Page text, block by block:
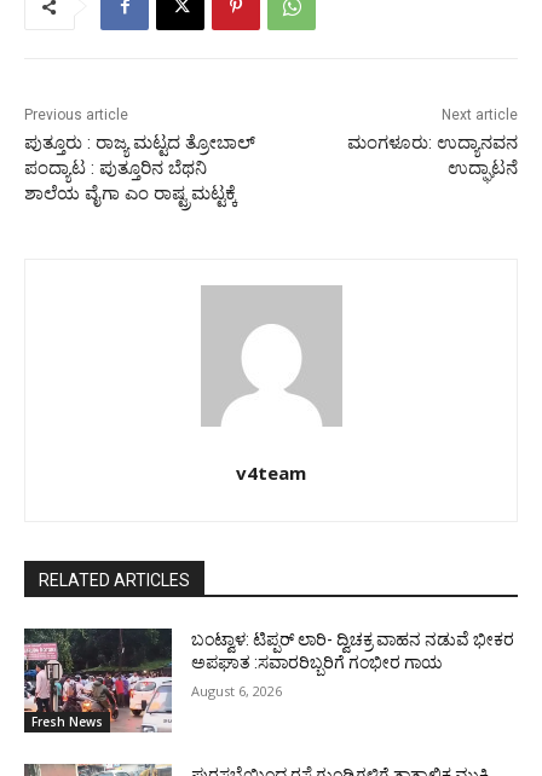
Previous article
ಪುತ್ತೂರು : ರಾಜ್ಯ ಮಟ್ಟದ ತ್ರೋಬಾಲ್
ಪಂದ್ಯಾಟ : ಪುತ್ತೂರಿನ ಬೆಥನಿ
ಶಾಲೆಯ ವೈಗಾ ಎಂ ರಾಷ್ಟ್ರಮಟ್ಟಕ್ಕೆ
Next article
ಮಂಗಳೂರು: ಉದ್ಯಾನವನ
ಉದ್ಘಾಟನೆ
v4team
RELATED ARTICLES
Fresh News
ಬಂಟ್ವಾಳ: ಟಿಪ್ಪರ್ ಲಾರಿ- ದ್ವಿಚಕ್ರ ವಾಹನ ನಡುವೆ ಭೀಕರ
ಅಪಘಾತ :ಸವಾರರಿಬ್ಬರಿಗೆ ಗಂಭೀರ ಗಾಯ
August 6, 2026